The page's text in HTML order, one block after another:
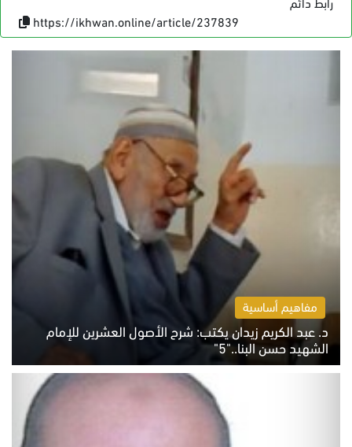
https://ikhwan.online/article/237839
مفاهيم أساسية
د. عبد الكريم زيدان يكتب: شرح الأصول العشرين للإمام
الشهيد حسن البنا.."5"
السبت 8 أغسطس 2026 10:46 ص